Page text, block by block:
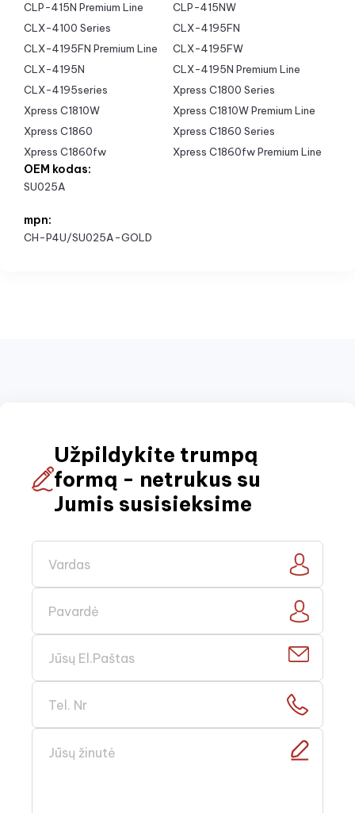
CLP-415N Premium Line
CLP-415NW
CLX-4100 Series
CLX-4195FN
CLX-4195FN Premium Line
CLX-4195FW
CLX-4195N
CLX-4195N Premium Line
CLX-4195series
Xpress C1800 Series
Xpress C1810W
Xpress C1810W Premium Line
Xpress C1860
Xpress C1860 Series
Xpress C1860fw
Xpress C1860fw Premium Line
OEM kodas:
SU025A
mpn:
CH-P4U/SU025A-GOLD
Užpildykite trumpą
formą - netrukus su
Jumis susisieksime